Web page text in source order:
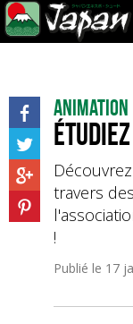
Animation
travers
!
Publié le 17